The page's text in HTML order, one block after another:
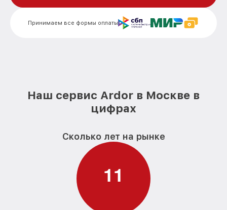
Замена Wi-Fi ноутбука Ardor
Замена разъёмов (HDMI, DVI, Дисплей
порта) ноутбука Ardor
Замена HDD (замена жёсткого диска)
Замена USB порта ноутбука Ardor
Принимаем все формы оплаты
Наш сервис Ardor в Москве в
цифрах
Сколько лет на рынке
11